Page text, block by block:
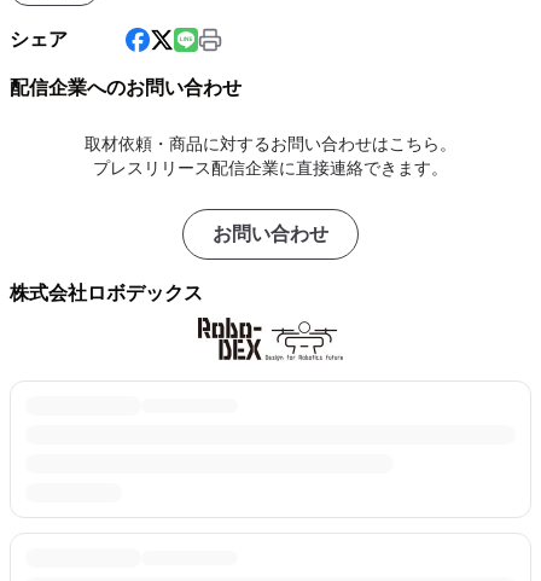
シェア
配信企業へのお問い合わせ
取材依頼・商品に対するお問い合わせはこちら。
プレスリリース配信企業に直接連絡できます。
お問い合わせ
株式会社ロボデックス